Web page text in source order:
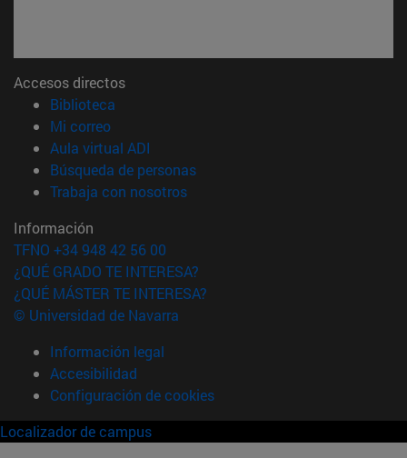
Accesos directos
Biblioteca
Mi correo(abre en nueva ventana)
Aula virtual ADI
Búsqueda de personas(abre en nueva ventana)
Trabaja con nosotros(abre en nueva ventana)
Información
TFNO +34 948 42 56 00
¿QUÉ GRADO TE INTERESA?
¿QUÉ MÁSTER TE INTERESA?
© Universidad de Navarra
Información legal
Accesibilidad
Configuración de cookies
Localizador de campus